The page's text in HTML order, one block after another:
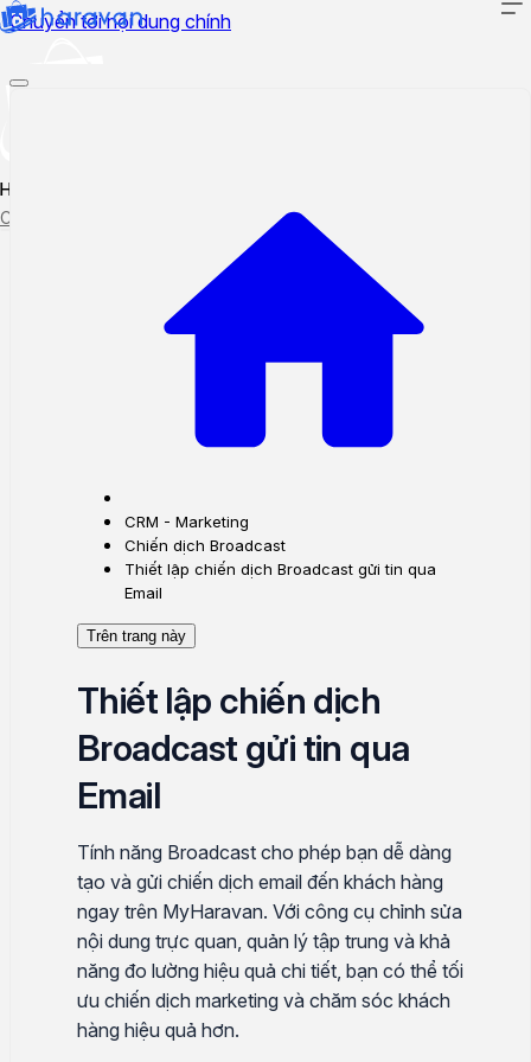
Chuyển tới nội dung chính
Hướng dẫn sử dụng
Cập nhật tính năng mới
Theo dõi ticket
CRM - Marketing
Chiến dịch Broadcast
Thiết lập chiến dịch Broadcast gửi tin qua
Email
Trên trang này
Thiết lập chiến dịch
Broadcast gửi tin qua
Email
Tính năng Broadcast cho phép bạn dễ dàng
tạo và gửi chiến dịch email đến khách hàng
ngay trên MyHaravan. Với công cụ chỉnh sửa
nội dung trực quan, quản lý tập trung và khả
năng đo lường hiệu quả chi tiết, bạn có thể tối
ưu chiến dịch marketing và chăm sóc khách
hàng hiệu quả hơn.